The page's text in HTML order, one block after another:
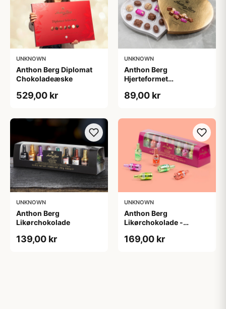
UNKNOWN
Anthon Berg Diplomat
Chokoladeæske
529,00 kr
UNKNOWN
Anthon Berg
Hjerteformet
89,00 kr
UNKNOWN
Anthon Berg
Likørchokolade
139,00 kr
UNKNOWN
Anthon Berg
Likørchokolade -
169,00 kr